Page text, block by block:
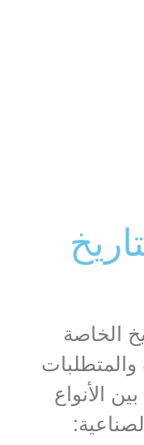
الخاصة
والمتطلبات
الأنواع